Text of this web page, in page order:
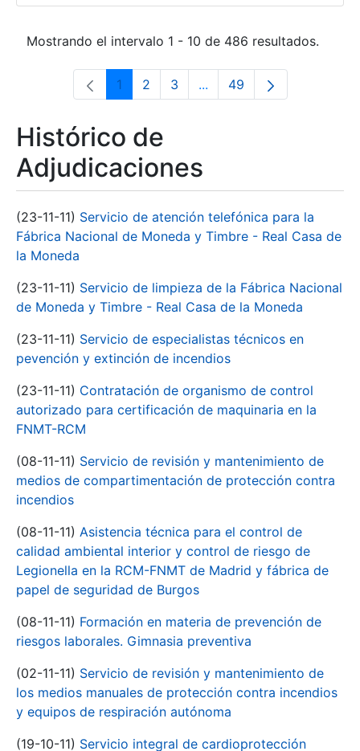
Mostrando el intervalo 1 - 10 de 486 resultados.
Página
1 Página
2 Página
3 ...Páginas intermedias Use
Página
49
Histórico de
Adjudicaciones
(23-11-11) Servicio de atención telefónica para la
Fábrica Nacional de Moneda y Timbre - Real Casa de
la Moneda
(23-11-11) Servicio de limpieza de la Fábrica Nacional
de Moneda y Timbre - Real Casa de la Moneda
(23-11-11) Servicio de especialistas técnicos en
pevención y extinción de incendios
(23-11-11) Contratación de organismo de control
autorizado para certificación de maquinaria en la
FNMT-RCM
(08-11-11) Servicio de revisión y mantenimiento de
medios de compartimentación de protección contra
incendios
(08-11-11) Asistencia técnica para el control de
calidad ambiental interior y control de riesgo de
Legionella en la RCM-FNMT de Madrid y fábrica de
papel de seguridad de Burgos
(08-11-11) Formación en materia de prevención de
riesgos laborales. Gimnasia preventiva
(02-11-11) Servicio de revisión y mantenimiento de
los medios manuales de protección contra incendios
y equipos de respiración autónoma
(19-10-11) Servicio integral de cardioprotección